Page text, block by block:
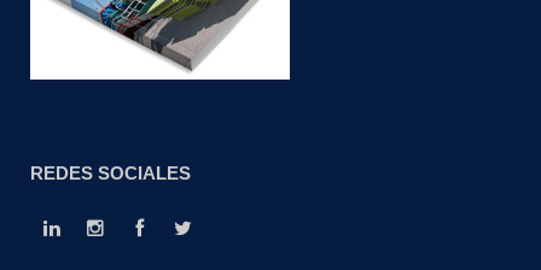
REDES SOCIALES